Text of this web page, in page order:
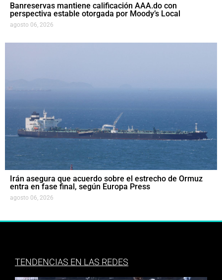
Banreservas mantiene calificación AAA.do con
perspectiva estable otorgada por Moody’s Local
agosto 06, 2026
Irán asegura que acuerdo sobre el estrecho de Ormuz
entra en fase final, según Europa Press
agosto 06, 2026
TENDENCIAS EN LAS REDES